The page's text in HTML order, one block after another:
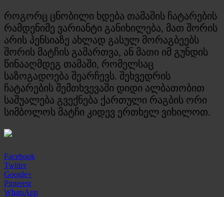
როგორც ცნობილი ხდება თამაშის ჩატარების
რამდენიმე ვარიანტი განიხილება, მათ შორის
არის პენსიაზე ახლად გასულ მორაგბეებს
შორის მატჩის გამართვა, ან მათი იმ გუნდის
წინააღმდეგ თამაში, რომელსაც
საზოგადოება შეარჩევს. შეხვედრის
ჩატარების შემთხვევაში დიდი ალბათობით
საშუალება გვექნება ქართული რაგბის ორი
სიმბოლოს მატჩი კიდევ ერთხელ ვიხილოთ.
Facebook
Twitter
Google+
Pinterest
WhatsApp